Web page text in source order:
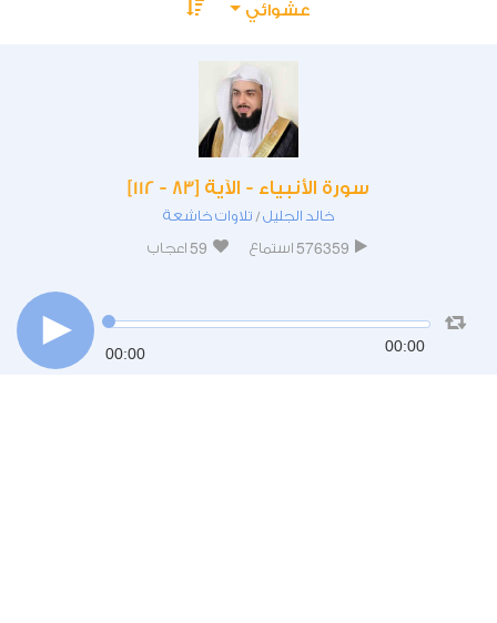
عشوائي
سورة الأنبياء - الآية [83 - 112]
خالد الجليل/ تلاوات خاشعة
576359 استماع 59 اعجاب
00:00 00:00